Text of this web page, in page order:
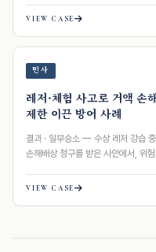
VIEW CASE
민사
레저·체험 사고로 거액 손
제한 이끈 방어 사례
결과 · 일부승소 — 수상 레저 강습
손해배상 청구를 받은 사안에서, 위
VIEW CASE